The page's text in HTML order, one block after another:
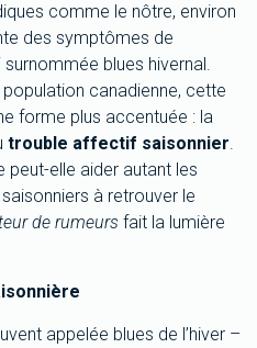
comme le nôtre, environ
des symptômes de
surnommée blues hivernal.
canadienne, cette
forme plus accentuée : la
trouble affectif saisonnier.
peut-elle aider autant les
à retrouver le
de rumeurs fait la lumière
re
appelée blues de l’hiver –